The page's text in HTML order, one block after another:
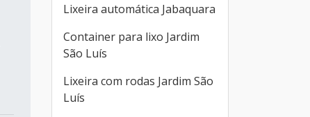
Lixeira automática Jabaquara
Container para lixo Jardim
São Luís
Lixeira com rodas Jardim São
Luís